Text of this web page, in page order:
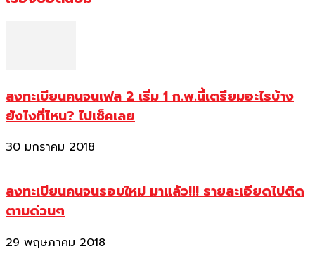
ลงทะเบียนคนจนเฟส 2 เริ่ม 1 ก.พ.นี้เตรียมอะไรบ้าง
ยังไงที่ไหน? ไปเช็คเลย
30 มกราคม 2018
ลงทะเบียนคนจนรอบใหม่ มาแล้ว!!! รายละเอียดไปติด
ตามด่วนๆ
29 พฤษภาคม 2018